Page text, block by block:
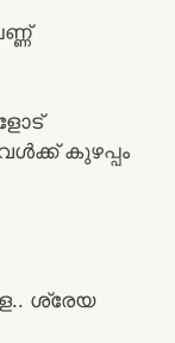
കുഴപ്പം
ശ്രേയ